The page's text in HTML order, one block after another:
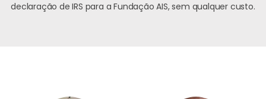
declaração de IRS para a Fundação AIS, sem qualquer custo.